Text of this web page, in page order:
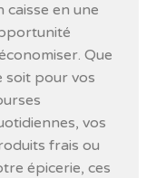
caisse en une
Que
soit pour vos
vos
frais ou
épicerie, ces